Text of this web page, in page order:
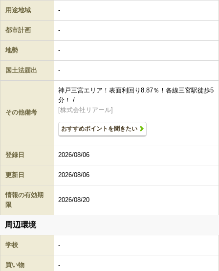
用途地域 -
都市計画 -
地勢 -
国土法届出 -
その他備考
神戸三宮エリア！表面利回り8.87％！各線三宮駅徒歩5
分！ /
[株式会社リアール]
おすすめポイントを聞きたい
登録日 2026/08/06
更新日 2026/08/06
情報の有効期
限
2026/08/20
周辺環境
学校 -
買い物 -